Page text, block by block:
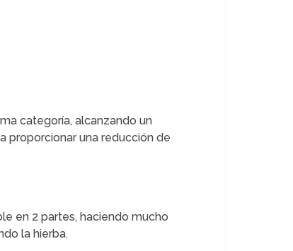
categoría, alcanzando un
proporcionar una reducción de
en 2 partes, haciendo mucho
la hierba.